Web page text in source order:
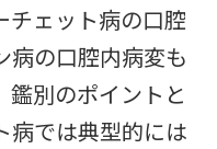
チェット病の口腔
病の口腔内病変も
鑑別のポイントと
病では典型的には